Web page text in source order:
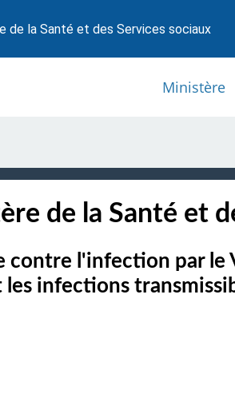
de la Santé et des Services sociaux
Ministère
de la Santé et
contre l'infection par le
infections